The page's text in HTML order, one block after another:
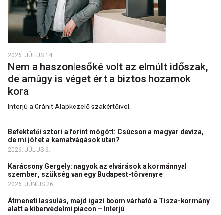
2026. JÚLIUS 14.
Nem a haszonlesőké volt az elmúlt időszak,
de amúgy is véget ért a biztos hozamok
kora
Interjú a Gránit Alapkezelő szakértőivel.
Befektetői sztori a forint mögött: Csúcson a magyar deviza,
de mi jöhet a kamatvágások után?
2026. JÚLIUS 6.
Karácsony Gergely: nagyok az elvárások a kormánnyal
szemben, szükség van egy Budapest-törvényre
2026. JÚNIUS 26.
Átmeneti lassulás, majd igazi boom várható a Tisza-kormány
alatt a kibervédelmi piacon – Interjú